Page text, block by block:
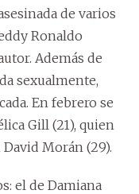
de varios
Ronaldo
Además de
sexualmente,
En febrero se
Gill (21), quien
David Morán (29).
el de Damiana